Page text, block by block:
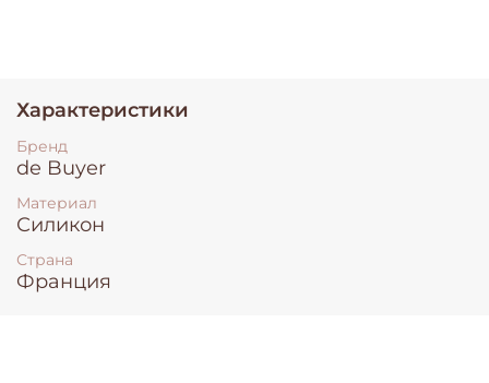
Характеристики
Бренд
de Buyer
Материал
Силикон
Страна
Франция